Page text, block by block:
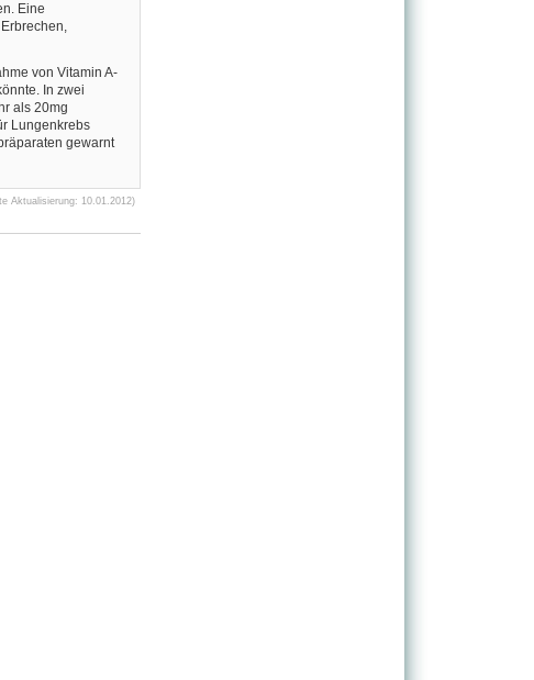
Eine
von Vitamin A-
In zwei
als 20mg
Lungenkrebs
gewarnt
Aktualisierung: 10.01.2012)